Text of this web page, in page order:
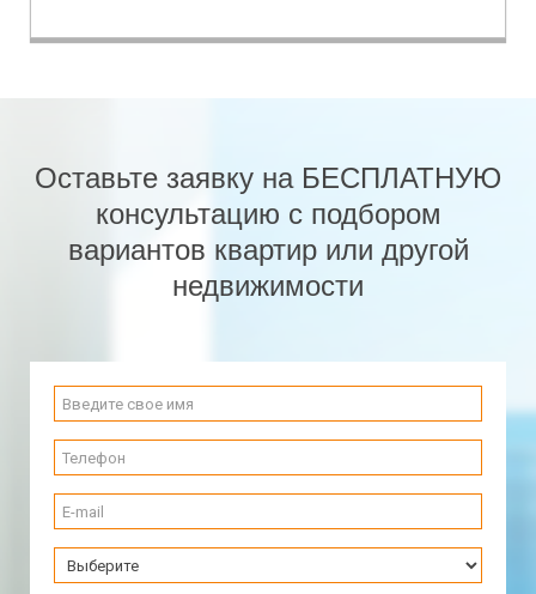
Оставьте заявку на БЕСПЛАТНУЮ
консультацию с подбором
вариантов квартир или другой
недвижимости